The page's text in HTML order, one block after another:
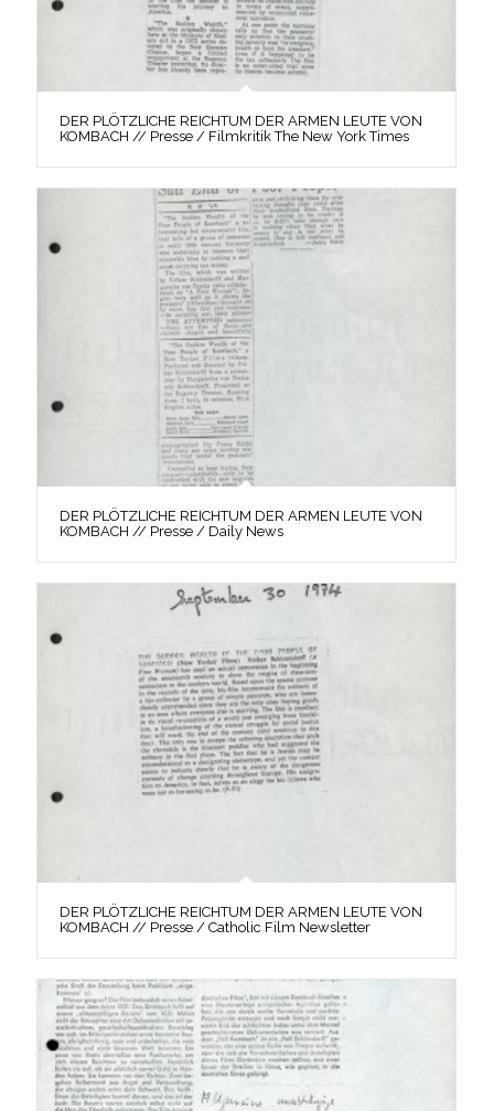
DER PLÖTZLICHE REICHTUM DER ARMEN LEUTE VON
KOMBACH // Presse / Filmkritik The New York Times
DER PLÖTZLICHE REICHTUM DER ARMEN LEUTE VON
KOMBACH // Presse / Daily News
DER PLÖTZLICHE REICHTUM DER ARMEN LEUTE VON
KOMBACH // Presse / Catholic Film Newsletter